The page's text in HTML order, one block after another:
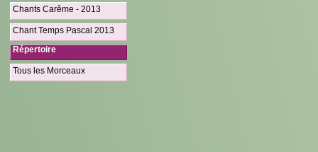
Chants Carême - 2013
Chant Temps Pascal 2013
Répertoire
Tous les Morceaux